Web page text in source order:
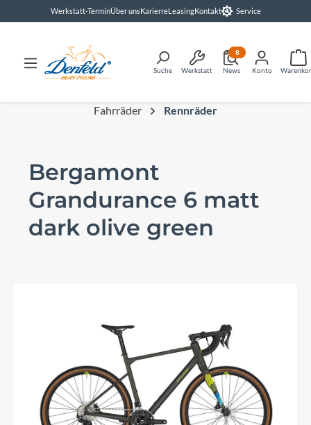
springenWerkstatt-TerminÜber unsKarierreLeasingKontakt Service
Suche Werkstatt News
8
Konto
Fahrräder Rennräder
Bergamont
Grandurance 6 matt
dark olive green